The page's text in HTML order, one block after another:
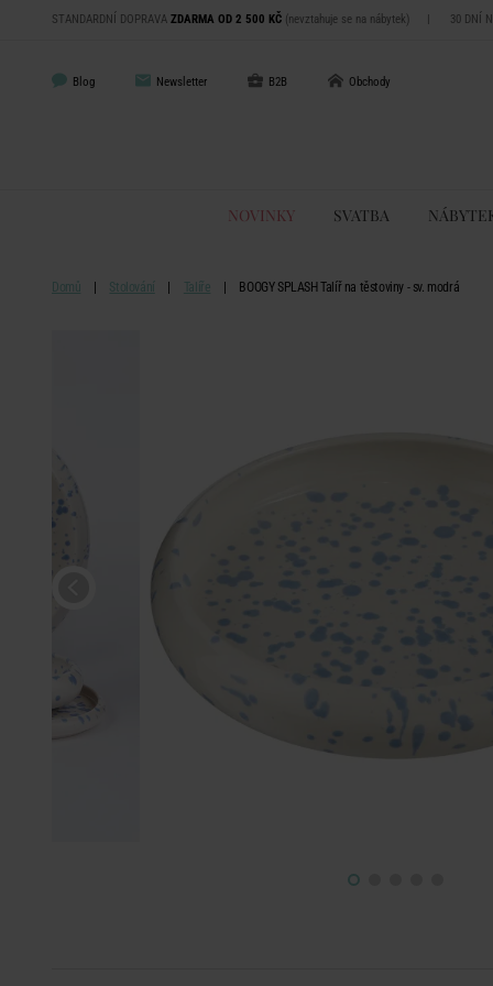
STANDARDNÍ DOPRAVA ZDARMA OD 2 500 KČ (nevztahuje se na nábytek) | 30 DNÍ
Blog Newsletter B2B Obchody
NOVINKY SVATBA
Domů Stolování Talíře BOOGY SPLASH Talíř na těstoviny - sv. modrá